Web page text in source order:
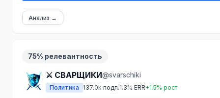
Анализ →
75% релевантность
⚔️ СВАРЩИКИ@svarschiki
Политика 137.0k подп.1.3% ERR+1.5% рост